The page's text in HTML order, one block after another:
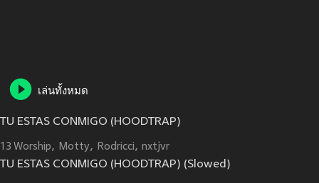
เล่นทั้งหมด
TU ESTAS CONMIGO (HOODTRAP)
13 Worship Motty Rodricci nxtjvr
TU ESTAS CONMIGO (HOODTRAP) (Slowed)